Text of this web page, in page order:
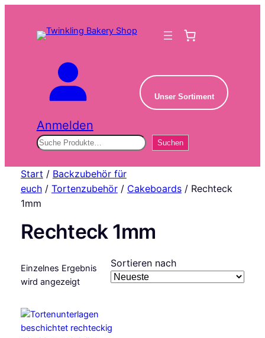
Anmelden
Unser Sortiment
Suchen Suchen
Start / Backzubehör für
euch/ Tortenzubehör/ Cakeboards/ Rechteck
1mm
Rechteck 1mm
Einzelnes Ergebnis
wird angezeigt
Sortieren nach